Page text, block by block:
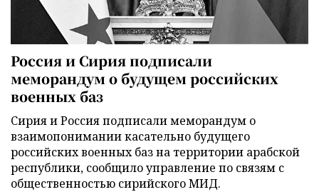
Россия и Сирия подписали
меморандум о будущем российских
военных баз
Сирия и Россия подписали меморандум о
взаимопонимании касательно будущего
российских военных баз на территории арабской
республики, сообщило управление по связям с
общественностью сирийского МИД.